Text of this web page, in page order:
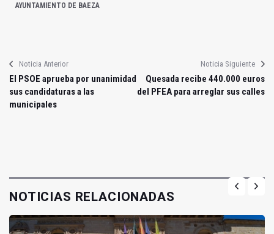
AYUNTAMIENTO DE BAEZA
Noticia Anterior
El PSOE aprueba por unanimidad
sus candidaturas a las
municipales
Noticia Siguiente
Quesada recibe 440.000 euros
del PFEA para arreglar sus calles
NOTICIAS RELACIONADAS